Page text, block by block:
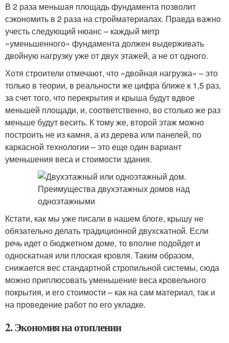
В 2 раза меньшая площадь фундамента позволит
сэкономить в 2 раза на стройматериалах. Правда важно
учесть следующий нюанс – каждый метр
«уменьшенного» фундамента должен выдерживать
двойную нагрузку уже от двух этажей, а не от одного.
Хотя строители отмечают, что «двойная нагрузка» – это
только в теории, в реальности же цифра ближе к 1,5 раз,
за счет того, что перекрытия и крыша будут вдвое
меньшей площади, и, соответственно, во столько же раз
меньше будут весить. К тому же, второй этаж можно
построить не из камня, а из дерева или панелей, по
каркасной технологии – это еще один вариант
уменьшения веса и стоимости здания.
Кстати, как мы уже писали в нашем блоге, крышу не
обязательно делать традиционной двухскатной. Если
речь идет о бюджетном доме, то вполне подойдет и
односкатная или плоская кровля. Таким образом,
снижается вес стандартной стропильной системы, сюда
можно приплюсовать уменьшение веса кровельного
покрытия, и его стоимости – как на сам материал, так и
на проведение работ по его укладке.
2. Экономия на отоплении